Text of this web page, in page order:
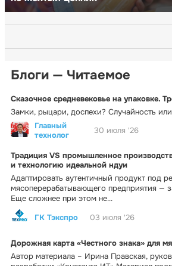
Блоги — Читаемое
Сказочное средневековье на упаковке.
Замки, рыцари, доспехи? Случайность
Главный
технолог
30 июля '26
Традиция VS промышленное
и технологию идеальной ндуи
Адаптировать аутентичный продукт под
мясоперерабатывающего предприятия —
Еще сложнее при этом не...
ГК Тэкспро
03 июля '26
Дорожная карта «Честного знака» для
Автор материала – Ирина Правская,